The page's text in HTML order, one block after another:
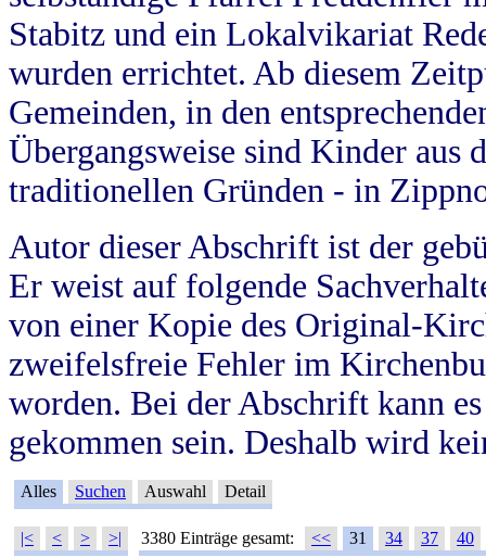
Stabitz und ein Lokalvikariat
wurden errichtet. Ab diesem
Gemeinden, in den
Übergangsweise sind Kinder aus
traditionellen Gründen - in
Autor dieser Abschrift ist der
Er weist auf folgende
von einer Kopie des Original-
zweifelsfreie Fehler im
worden. Bei der Abschrift kann
gekommen sein. Deshalb wird
Alles Suchen Auswahl Detail
|< < > >| 3380 Einträge gesamt: << 31 34 37
40